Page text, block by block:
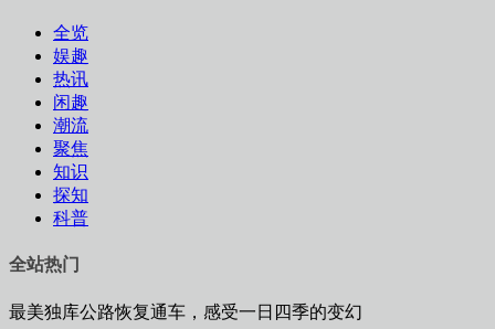
全览
娱趣
热讯
闲趣
潮流
聚焦
知识
探知
科普
全站热门
最美独库公路恢复通车，感受一日四季的变幻